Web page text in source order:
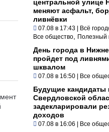
центральной улице
меняют асфальт,
ливнёвки
07.08 в 17:43 | Всё
Все общество Полезный
День города в
пройдет под
шквалом
07.08 в 16:50 | Все
Будущие кандидаты
Свердловской
задекларировали
доходов
07.08 в 16:06 | Все